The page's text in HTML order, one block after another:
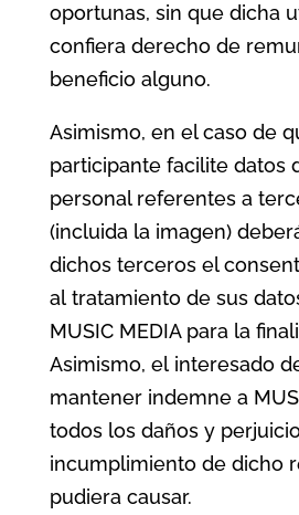
oportunas, sin que dicha
confiera derecho de
beneficio alguno.
Asimismo, en el caso de
participante facilite datos
personal referentes a
(incluida la imagen)
dichos terceros el
al tratamiento de sus
MUSIC MEDIA para la
Asimismo, el interesado
mantener indemne a
todos los daños y
incumplimiento de dicho
pudiera causar.